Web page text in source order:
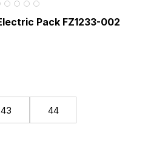
Pack FZ1233-002
43 44